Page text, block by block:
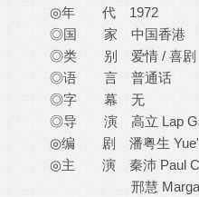
◎年 代 1972
◎国 家 中国香港
◎类 别 爱情 / 喜剧
◎语 言 普通话
◎字 幕 无
◎导 演 高立 Lap
◎编 剧 潘粤生
◎主 演 秦沛 Paul
邢慧 Margaret